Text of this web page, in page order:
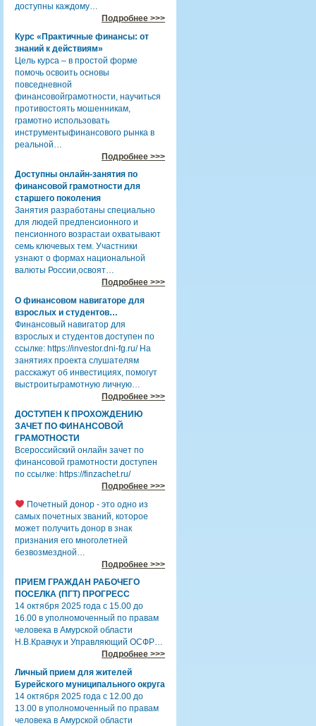
доступны каждому…
Подробнее >>>
Курс «Практичные финансы: от
знаний к действиям»
Цель курса – в простой форме
помочь освоить основы
повседневной
финансовойграмотности, научиться
противостоять мошенникам,
грамотно использовать
инструментыфинансового рынка в
реальной…
Подробнее >>>
Доступны онлайн-занятия по
финансовой грамотности для
старшего поколения
Занятия разработаны специально
для людей предпенсионного и
пенсионного возрастаи охватывают
семь ключевых тем. Участники
узнают о формах национальной
валюты России,освоят…
Подробнее >>>
О финансовом навигаторе для
взрослых и студентов…
Финансовый навигатор для
взрослых и студентов доступен по
ссылке: https://investor.dni-fg.ru/ На
занятиях проекта слушателям
расскажут об инвестициях, помогут
выстроитьграмотную личную…
Подробнее >>>
ДОСТУПЕН К ПРОХОЖДЕНИЮ
ЗАЧЕТ ПО ФИНАНСОВОЙ
ГРАМОТНОСТИ
Всероссийский онлайн зачет по
финансовой грамотности доступен
по ссылке: https://finzachet.ru/
Подробнее >>>
Почетный донор - это одно из
самых почетных званий, которое
может получить донор в знак
признания его многолетней
безвозмездной…
Подробнее >>>
ПРИЕМ ГРАЖДАН РАБОЧЕГО
ПОСЕЛКА (ПГТ) ПРОГРЕСС
14 октября 2025 года с 15.00 до
16.00 в уполномоченный по правам
человека в Амурской области
Н.В.Кравчук и Управляющий ОСФР…
Подробнее >>>
Личный прием для жителей
Бурейского муниципального округа
14 октября 2025 года с 12.00 до
13.00 в уполномоченный по правам
человека в Амурской области